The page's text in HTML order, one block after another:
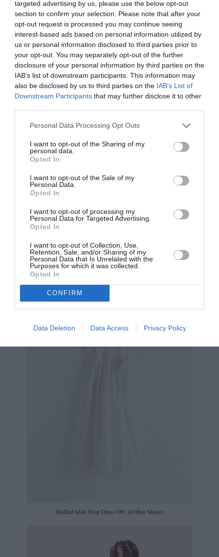
targeted advertising by us, please use the below opt-out
section to confirm your selection. Please note that after your
opt-out request is processed you may continue seeing
interest-based ads based on personal information utilized by
us or personal information disclosed to third parties prior to
your opt-out. You may separately opt-out of the further
disclosure of your personal information by third parties on the
IAB’s list of downstream participants. This information may
also be disclosed by us to third parties on the IAB’s List of
Downstream Participants that may further disclose it to other
Personal Data Processing Opt Outs
I want to opt-out of the Sharing of my
personal data.
Opted In
I want to opt-out of the Sale of my
Personal Data.
Opted In
I want to opt-out of processing my
Personal Data for Targeted Advertising.
Opted In
I want to opt-out of Collection, Use,
Retention, Sale, and/or Sharing of my
Personal Data that Is Unrelated with the
Purposes for which it was collected.
Opted In
CONFIRM
Data Deletion Data Access Privacy Policy
Strappy Buttoned Maxi Dress €99, &Other Stories
Φόρεμα λινό με ελαστικό τμήμα 29,99 €, Μango
Ruffled Midi Wrap Dress €89, &Other Stories